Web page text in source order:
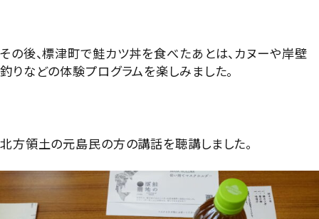
生徒座談会
学則
年間行事
制服紹介
生徒座談会
学校案内パンフレット
活躍するOB
その後、標津町で鮭カツ丼を食べたあとは、カヌーや岸壁
釣りなどの体験プログラムを楽しみました。
北方領土の元島民の方の講話を聴講しました。